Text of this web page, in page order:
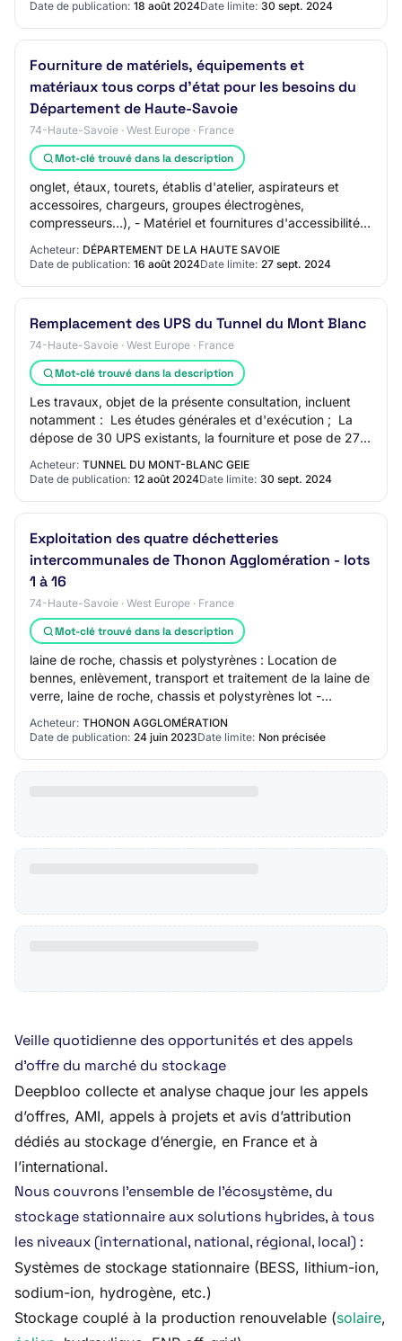
Date de publication: 18 août 2024Date limite: 30 sept. 2024
Fourniture de matériels, équipements et
matériaux tous corps d'état pour les besoins du
Département de Haute-Savoie
74-Haute-Savoie · West Europe · France
Mot-clé trouvé dans la description
onglet, étaux, tourets, établis d'atelier, aspirateurs et
accessoires, chargeurs, groupes électrogènes,
compresseurs…), - Matériel et fournitures d'accessibilité,
sécurité et agencement extérieur (ac…
Acheteur: DÉPARTEMENT DE LA HAUTE SAVOIE
Date de publication: 16 août 2024Date limite: 27 sept. 2024
Remplacement des UPS du Tunnel du Mont Blanc
74-Haute-Savoie · West Europe · France
Mot-clé trouvé dans la description
Les travaux, objet de la présente consultation, incluent
notamment :  Les études générales et d'exécution ;  La
dépose de 30 UPS existants, la fourniture et pose de 27
Acheteur: TUNNEL DU MONT-BLANC GEIE
Date de publication: 12 août 2024Date limite: 30 sept. 2024
Exploitation des quatre déchetteries
intercommunales de Thonon Agglomération - lots
1 à 16
74-Haute-Savoie · West Europe · France
Mot-clé trouvé dans la description
laine de roche, chassis et polystyrènes : Location de
bennes, enlèvement, transport et traitement de la laine de
verre, laine de roche, chassis et polystyrènes lot -
Location de bennes, enlèvement, t…
Acheteur: THONON AGGLOMÉRATION
Date de publication: 24 juin 2023Date limite: Non précisée
Veille quotidienne des opportunités et des appels
d’offre du marché du stockage
Deepbloo collecte et analyse chaque jour les appels
d’offres, AMI, appels à projets et avis d’attribution
dédiés au stockage d’énergie, en France et à
l’international.
Nous couvrons l’ensemble de l’écosystème, du
stockage stationnaire aux solutions hybrides, à tous
les niveaux (international, national, régional, local) :
Systèmes de stockage stationnaire (BESS, lithium-ion,
sodium-ion, hydrogène, etc.)
Stockage couplé à la production renouvelable (solaire,